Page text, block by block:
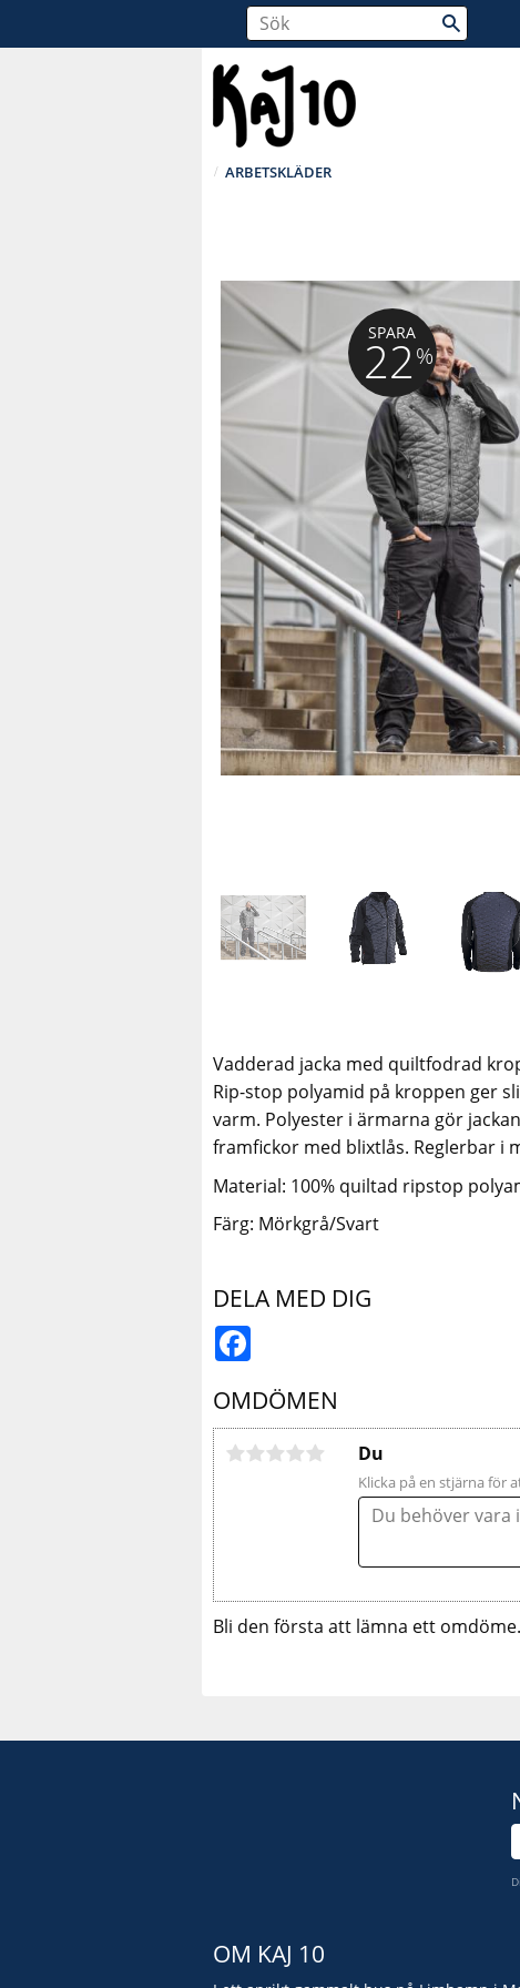
ARBETSKLÄDER
SPARA
22%
Vadderad jacka med quiltfodrad
Rip-stop polyamid på kroppen ger
varm. Polyester i ärmarna gör
framfickor med blixtlås. Reglerbar i
Material: 100% quiltad ripstop
Färg: Mörkgrå/Svart
DELA MED DIG
OMDÖMEN
Du
Klicka på en stjärna för
Bli den första att lämna ett omdöme.
OM KAJ 10